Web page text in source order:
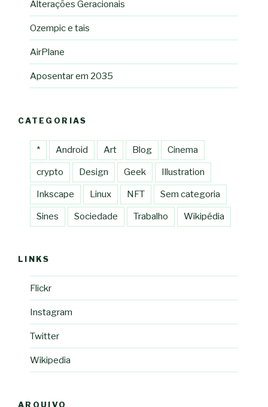
Alterações Geracionais
Ozempic e tais
AirPlane
Aposentar em 2035
CATEGORIAS
* Android Art Blog Cinema
crypto Design Geek Illustration
Inkscape Linux NFT Sem categoria
Sines Sociedade Trabalho Wikipédia
LINKS
Flickr
Instagram
Twitter
Wikipedia
ARQUIVO